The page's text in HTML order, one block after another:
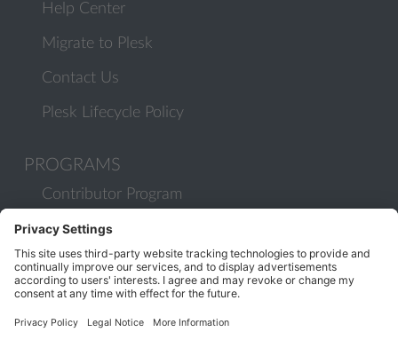
Help Center
Migrate to Plesk
Contact Us
Plesk Lifecycle Policy
PROGRAMS
Contributor Program
Partner Program
COMMUNITY